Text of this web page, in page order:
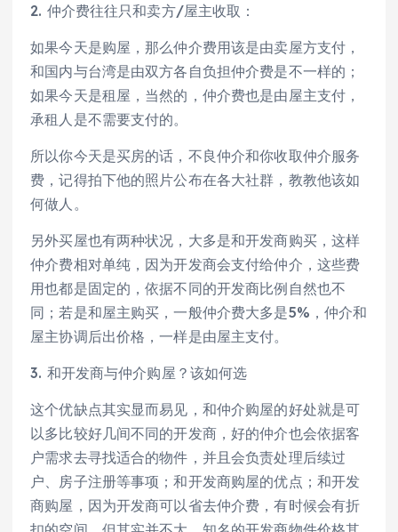
2. 仲介费往往只和卖方/屋主收取：
如果今天是购屋，那么仲介费用该是由卖屋方支付，
和国内与台湾是由双方各自负担仲介费是不一样的；
如果今天是租屋，当然的，仲介费也是由屋主支付，
承租人是不需要支付的。
所以你今天是买房的话，不良仲介和你收取仲介服务
费，记得拍下他的照片公布在各大社群，教教他该如
何做人。
另外买屋也有两种状况，大多是和开发商购买，这样
仲介费相对单纯，因为开发商会支付给仲介，这些费
用也都是固定的，依据不同的开发商比例自然也不
同；若是和屋主购买，一般仲介费大多是5%，仲介和
屋主协调后出价格，一样是由屋主支付。
3. 和开发商与仲介购屋？该如何选
这个优缺点其实显而易见，和仲介购屋的好处就是可
以多比较好几间不同的开发商，好的仲介也会依据客
户需求去寻找适合的物件，并且会负责处理后续过
户、房子注册等事项；和开发商购屋的优点；和开发
商购屋，因为开发商可以省去仲介费，有时候会有折